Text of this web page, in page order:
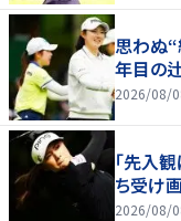
思わぬ
年目の
2026/08/
「先入
ち受け
2026/08/